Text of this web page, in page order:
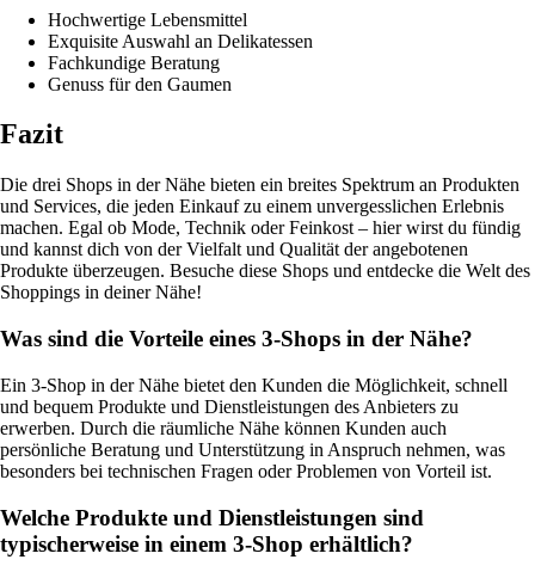
Hochwertige Lebensmittel
Exquisite Auswahl an Delikatessen
Fachkundige Beratung
Genuss für den Gaumen
Fazit
Die drei Shops in der Nähe bieten ein breites Spektrum an Produkten
und Services, die jeden Einkauf zu einem unvergesslichen Erlebnis
machen. Egal ob Mode, Technik oder Feinkost – hier wirst du fündig
und kannst dich von der Vielfalt und Qualität der angebotenen
Produkte überzeugen. Besuche diese Shops und entdecke die Welt des
Shoppings in deiner Nähe!
Was sind die Vorteile eines 3-Shops in der Nähe?
Ein 3-Shop in der Nähe bietet den Kunden die Möglichkeit, schnell
und bequem Produkte und Dienstleistungen des Anbieters zu
erwerben. Durch die räumliche Nähe können Kunden auch
persönliche Beratung und Unterstützung in Anspruch nehmen, was
besonders bei technischen Fragen oder Problemen von Vorteil ist.
Welche Produkte und Dienstleistungen sind
typischerweise in einem 3-Shop erhältlich?